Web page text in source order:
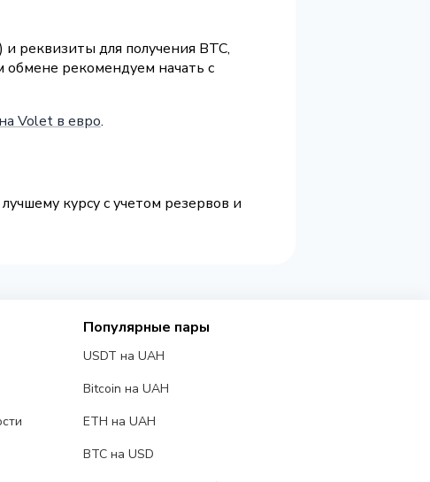
реквизиты для получения BTC,
рекомендуем начать с
Volet в евро.
курсу с учетом резервов и
Популярные пары
USDT на UAH
Bitcoin на UAH
ETH на UAH
BTC на USD